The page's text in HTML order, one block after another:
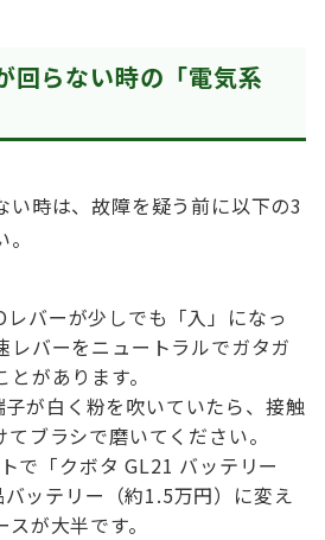
回らない時の「電気系
い時は、故障を疑う前に以下の3
レバーが少しでも「入」になっ
レバーをニュートラルでガタガ
があります。
子が白く粉を吹いていたら、接触
ブラシで磨いてください。
で「クボタ GL21 バッテリー
ッテリー（約1.5万円）に変え
が大半です。